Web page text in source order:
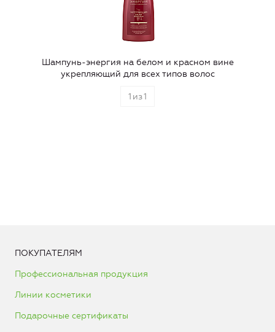
Шампунь-энергия на белом и красном вине
укрепляющий для всех типов волос
1 из1
ПОКУПАТЕЛЯМ
Профессиональная продукция
Линии косметики
Подарочные сертификаты